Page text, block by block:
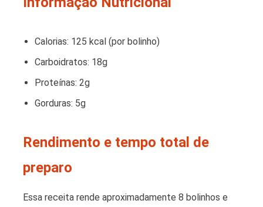
Calorias: 125 kcal (por bolinho)
Carboidratos: 18g
Proteínas: 2g
Gorduras: 5g
Rendimento e tempo total de
preparo
Essa receita rende aproximadamente 8 bolinhos e